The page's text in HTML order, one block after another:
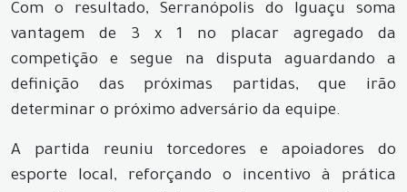
Com o resultado, Serranópolis do Iguaçu soma
vantagem de 3 x 1 no placar agregado da
competição e segue na disputa aguardando a
definição das próximas partidas, que irão
determinar o próximo adversário da equipe.
A partida reuniu torcedores e apoiadores do
esporte local, reforçando o incentivo à prática